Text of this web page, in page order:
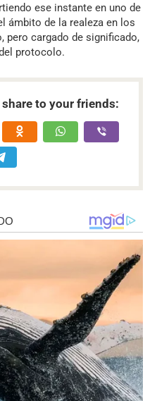
ese instante en uno de
ámbito de la realeza en los
pero cargado de significado,
protocolo.
to your friends: